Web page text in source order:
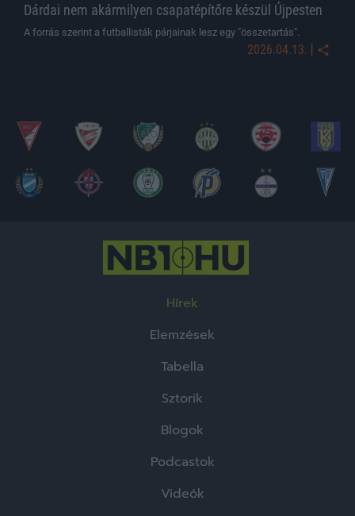
Dárdai nem akármilyen csapatépítőre készül Újpesten
A forrás szerint a futballisták párjainak lesz egy "összetartás".
2026.04.13. |
Hírek
Elemzések
Tabella
Sztorik
Blogok
Podcastok
Videók